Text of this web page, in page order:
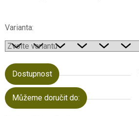
Varianta:
Dostupnost
Můžeme doručit do: